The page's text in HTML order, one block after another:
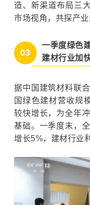
造、新渠道布局三
市场视角，共探产
03
一季度绿色
建材行业加
据中国建筑材料联
国绿色建材营收规
较快增长，为全年
基础。一季度末，
增长5%，建材行业